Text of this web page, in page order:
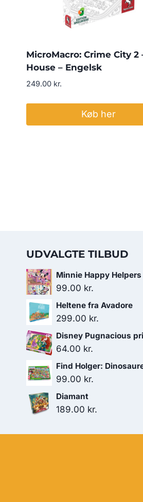
MicroMacro: Crime City 2
House – Engelsk
249.00 kr.
Køb her
UDVALGTE TILBUD
Minnie Happy
99.00 kr.
Heltene fra Avadore
299.00 kr.
Disney Pugnacious
64.00 kr.
Find Holger:
99.00 kr.
Diamant
189.00 kr.